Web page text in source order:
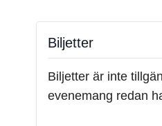
Biljetter
Biljetter är inte
evenemang redan